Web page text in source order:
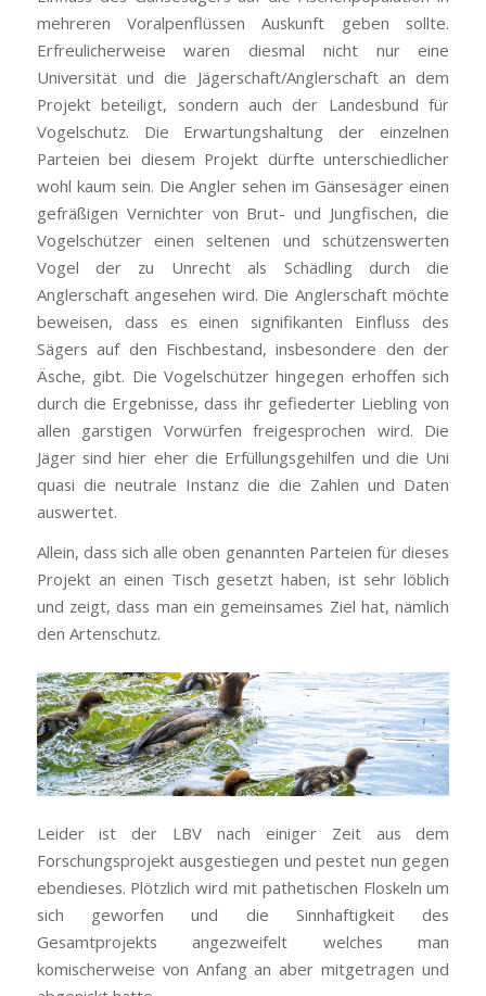
mehreren Voralpenflüssen Auskunft geben sollte.
Erfreulicherweise waren diesmal nicht nur eine
Universität und die Jägerschaft/Anglerschaft an dem
Projekt beteiligt, sondern auch der Landesbund für
Vogelschutz. Die Erwartungshaltung der einzelnen
Parteien bei diesem Projekt dürfte unterschiedlicher
wohl kaum sein. Die Angler sehen im Gänsesäger einen
gefräßigen Vernichter von Brut- und Jungfischen, die
Vogelschützer einen seltenen und schützenswerten
Vogel der zu Unrecht als Schädling durch die
Anglerschaft angesehen wird. Die Anglerschaft möchte
beweisen, dass es einen signifikanten Einfluss des
Sägers auf den Fischbestand, insbesondere den der
Äsche, gibt. Die Vogelschützer hingegen erhoffen sich
durch die Ergebnisse, dass ihr gefiederter Liebling von
allen garstigen Vorwürfen freigesprochen wird. Die
Jäger sind hier eher die Erfüllungsgehilfen und die Uni
quasi die neutrale Instanz die die Zahlen und Daten
auswertet.
Allein, dass sich alle oben genannten Parteien für dieses
Projekt an einen Tisch gesetzt haben, ist sehr löblich
und zeigt, dass man ein gemeinsames Ziel hat, nämlich
den Artenschutz.
Leider ist der LBV nach einiger Zeit aus dem
Forschungsprojekt ausgestiegen und pestet nun gegen
ebendieses. Plötzlich wird mit pathetischen Floskeln um
sich geworfen und die Sinnhaftigkeit des
Gesamtprojekts angezweifelt welches man
komischerweise von Anfang an aber mitgetragen und